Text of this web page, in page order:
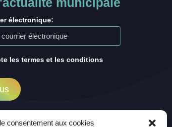
consentement aux cookies
électronique:
les termes et les conditions